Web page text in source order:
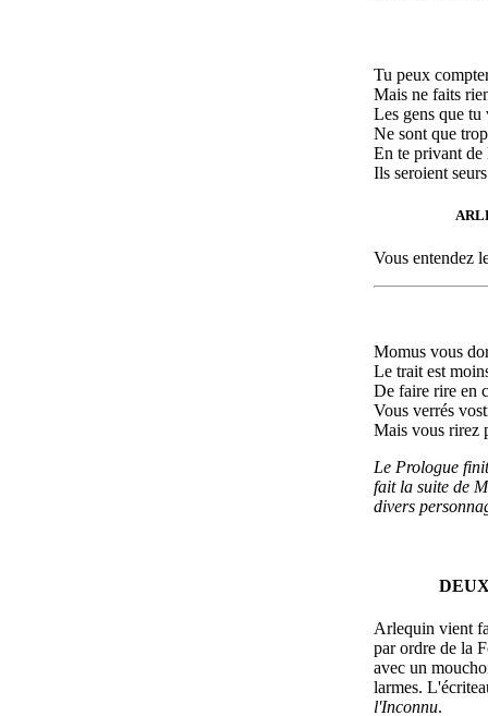
Tu peux
Mais ne faits
Les gens que tu
Ne sont que
En te privant de
Ils seroient
Vous entendez
Momus vous
Le trait est
De faire rire en
Vous verrés
Mais vous rirez
Le Prologue
fait la suite de
divers
Arlequin vient
par ordre de la
avec un
larmes.
l'Inconnu.